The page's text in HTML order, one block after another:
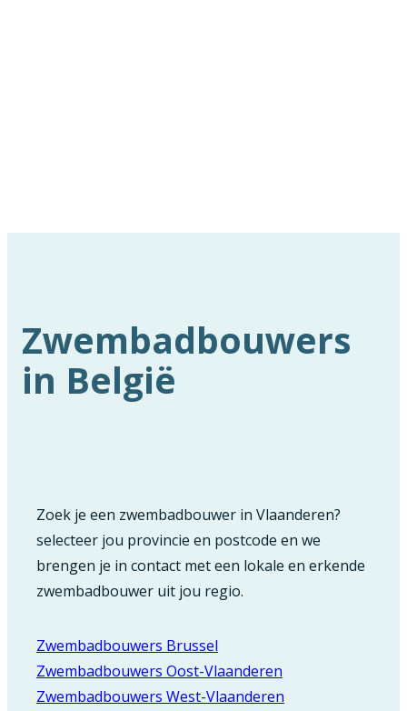
Zwembadbouwers
in België
Zoek je een zwembadbouwer in Vlaanderen?
selecteer jou provincie en postcode en we
brengen je in contact met een lokale en erkende
zwembadbouwer uit jou regio.
Zwembadbouwers Brussel
Zwembadbouwers Oost-Vlaanderen
Zwembadbouwers West-Vlaanderen